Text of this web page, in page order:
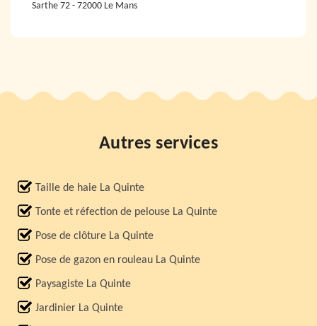
Sarthe 72 - 72000 Le Mans
Autres services
Taille de haie La Quinte
Tonte et réfection de pelouse La Quinte
Pose de clôture La Quinte
Pose de gazon en rouleau La Quinte
Paysagiste La Quinte
Jardinier La Quinte